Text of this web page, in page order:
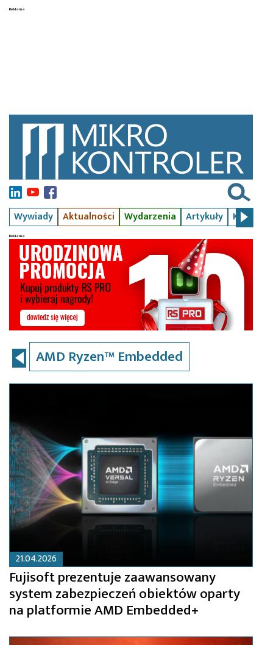
Wywiady Aktualności Wydarzenia Artykuły Kursy
AMD Ryzen™ Embedded
21.04.2026
Fujisoft prezentuje zaawansowany
system zabezpieczeń obiektów oparty
na platformie AMD Embedded+